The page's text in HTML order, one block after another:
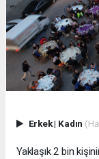
Erkek| Kadın
Yaklaşık 2 bin